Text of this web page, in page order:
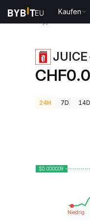
Kaufen
24H 7D 14D